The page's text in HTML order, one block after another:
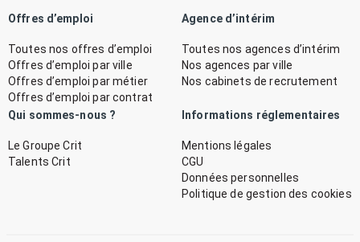
Offres d’emploi
Toutes nos offres d’emploi
Offres d’emploi par ville
Offres d’emploi par métier
Offres d’emploi par contrat
Agence d’intérim
Toutes nos agences d’intérim
Nos agences par ville
Nos cabinets de recrutement
Qui sommes-nous ?
Le Groupe Crit
Talents Crit
Informations réglementaires
Mentions légales
CGU
Données personnelles
Politique de gestion des cookies